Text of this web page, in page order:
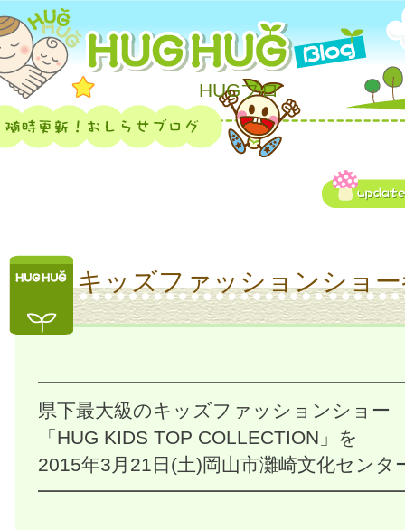
HUGブロ
キッズファッションショ
県下最大級のキッズファッションショー
「HUG KIDS TOP COLLECTION」を
2015年3月21日(土)岡山市灘崎文化センタ